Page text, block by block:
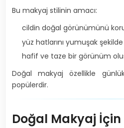
Bu makyaj stilinin amacı:
cildin doğal görünümünü
yüz hatlarını yumuşak
hafif ve taze bir görünüm
Doğal makyaj özellikle
popülerdir.
Doğal Makyaj